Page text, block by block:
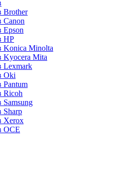
Brother
Canon
Epson
HP
Konica Minolta
Kyocera Mita
Lexmark
Oki
Pantum
Ricoh
Samsung
Sharp
Xerox
OCE